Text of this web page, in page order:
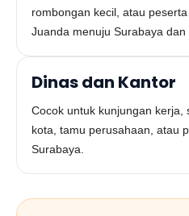
rombongan kecil, atau
Juanda menuju Surabaya dan
Dinas dan Kantor
Cocok untuk kunjungan kerja,
kota, tamu perusahaan, atau
Surabaya.